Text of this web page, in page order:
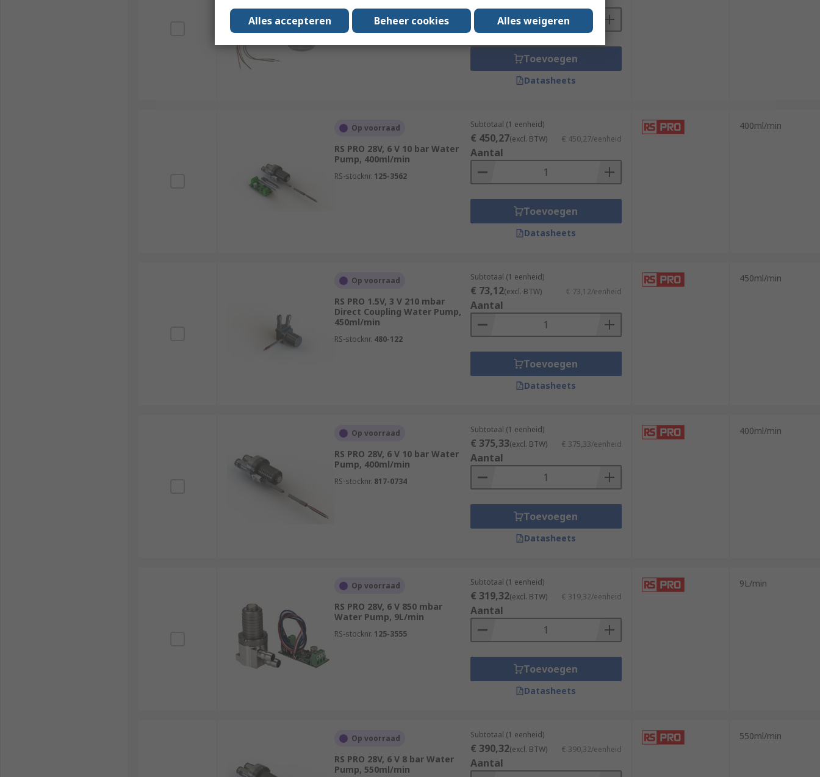
Coupling Water Pump,
2000ml/min
RS-stocknr.702-6888
Toevoegen
Datasheets
Op voorraad
RS PRO 28V, 6 V 10 bar Water
Pump, 400ml/min
RS-stocknr. 125-3562
Subtotaal (1 eenheid)
€ 450,27(excl. BTW) € 450,27/eenheid
Aantal
Toevoegen
Datasheets
400ml/min
Op voorraad
RS PRO 1.5V, 3 V 210 mbar
Direct Coupling Water Pump,
450ml/min
RS-stocknr. 480-122
Subtotaal (1 eenheid)
€ 73,12(excl. BTW) € 73,12/eenheid
Aantal
Toevoegen
Datasheets
450ml/min
Op voorraad
RS PRO 28V, 6 V 10 bar Water
Pump, 400ml/min
RS-stocknr. 817-0734
Subtotaal (1 eenheid)
€ 375,33(excl. BTW) € 375,33/eenheid
Aantal
Toevoegen
Datasheets
400ml/min
Op voorraad
RS PRO 28V, 6 V 850 mbar
Water Pump, 9L/min
RS-stocknr. 125-3555
Subtotaal (1 eenheid)
€ 319,32(excl. BTW) € 319,32/eenheid
Aantal
Toevoegen
Datasheets
9L/min
Op voorraad
RS PRO 28V, 6 V 8 bar Water
Pump, 550ml/min
Subtotaal (1 eenheid)
€ 390,32(excl. BTW) € 390,32/eenheid
Aantal
550ml/min
Alles accepteren Beheer cookies Alles weigeren